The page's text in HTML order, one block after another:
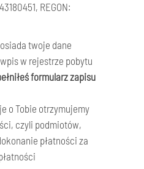
REGON:
twoje dane
w rejestrze pobytu
formularz zapisu
o Tobie otrzymujemy
czyli podmiotów,
płatności za